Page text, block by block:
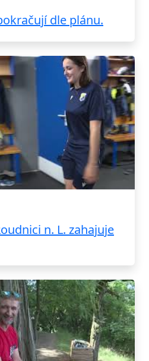
dle plánu.
n. L. zahajuje